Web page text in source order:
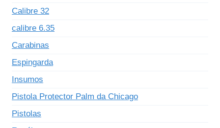
Calibre 32
calibre 6.35
Carabinas
Espingarda
Insumos
Pistola Protector Palm da Chicago
Pistolas